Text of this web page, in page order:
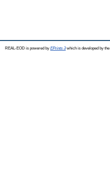
REAL-EOD is powered by EPrints 3which is developed by the